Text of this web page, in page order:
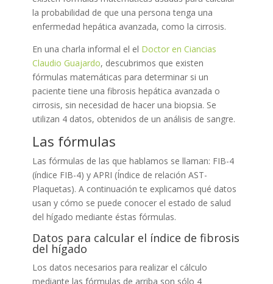
la probabilidad de que una persona tenga una
enfermedad hepática avanzada, como la cirrosis.
En una charla informal el el Doctor en Ciancias
Claudio Guajardo, descubrimos que existen
fórmulas matemáticas para determinar si un
paciente tiene una fibrosis hepática avanzada o
cirrosis, sin necesidad de hacer una biopsia. Se
utilizan 4 datos, obtenidos de un análisis de sangre.
Las fórmulas
Las fórmulas de las que hablamos se llaman: FIB-4
(índice FIB-4) y APRI (Índice de relación AST-
Plaquetas). A continuación te explicamos qué datos
usan y cómo se puede conocer el estado de salud
del hígado mediante éstas fórmulas.
Datos para calcular el índice de fibrosis
del hígado
Los datos necesarios para realizar el cálculo
mediante las fórmulas de arriba son sólo 4